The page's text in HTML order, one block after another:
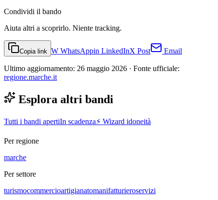
Condividi il bando
Aiuta altri a scoprirlo. Niente tracking.
Copia link W WhatsAppin LinkedInX Post Email
Ultimo aggiornamento: 26 maggio 2026 · Fonte ufficiale:
regione.marche.it
Esplora altri bandi
Tutti i bandi apertiIn scadenza⚡ Wizard idoneità
Per regione
marche
Per settore
turismocommercioartigianatomanifatturieroservizi